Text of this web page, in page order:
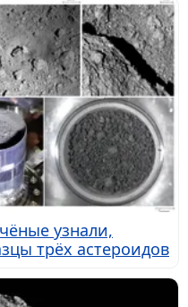
узнали,
трёх астероидов